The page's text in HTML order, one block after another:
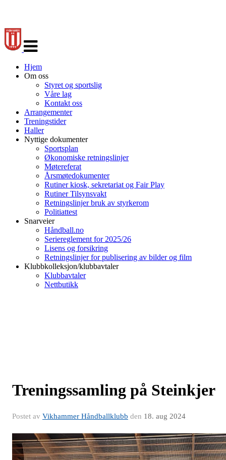
navigasjon
Hjem
Om oss
Styret og sportslig
Våre lag
Kontakt oss
Arrangementer
Treningstider
Haller
Nyttige dokumenter
Sportsplan
Økonomiske retningslinjer
Møtereferat
Årsmøtedokumenter
Rutiner kiosk, sekretariat og Fair Play
Rutiner Tilsynsvakt
Retningslinjer bruk av styrkerom
Politiattest
Snarveier
Håndball.no
Seriereglement for 2025/26
Lisens og forsikring
Retningslinjer for publisering av bilder og film
Klubbkolleksjon/klubbavtaler
Klubbavtaler
Nettbutikk
Treningssamling på Steinkjer
Postet av Vikhammer Håndballklubb den 18. aug 2024